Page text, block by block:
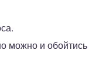
можно и обойтись